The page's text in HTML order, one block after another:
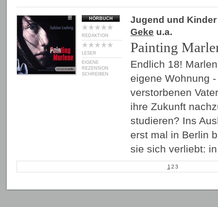
HÖRBUCH
REDAKTION
LESER
EIGENE
REZENSION
SCHREIBEN
Jugend und Kinder
Geke u.a.
Painting
Endlich 18!
eigene Wohnung
verstorbenen
ihre Zukunft
studieren? Ins
erst mal in Berlin
sie sich verliebt:
1 2 3